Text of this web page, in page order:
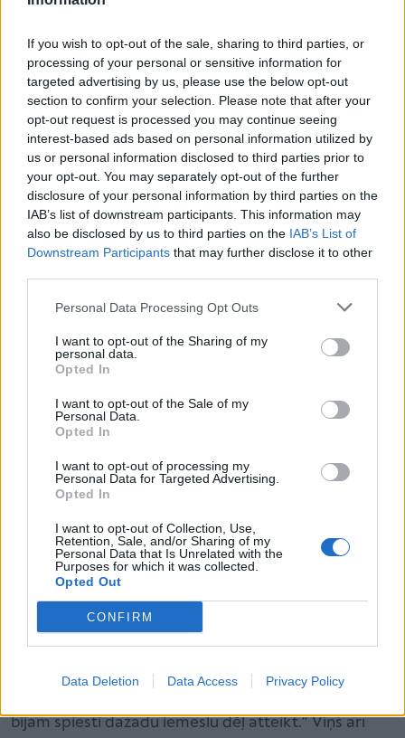
If you wish to opt-out of the sale, sharing to third parties, or
processing of your personal or sensitive information for
targeted advertising by us, please use the below opt-out
section to confirm your selection. Please note that after your
opt-out request is processed you may continue seeing
interest-based ads based on personal information utilized by
us or personal information disclosed to third parties prior to
your opt-out. You may separately opt-out of the further
disclosure of your personal information by third parties on the
IAB’s list of downstream participants. This information may
also be disclosed by us to third parties on the IAB’s List of
Downstream Participants that may further disclose it to other
Personal Data Processing Opt Outs
I want to opt-out of the Sharing of my
personal data.
Opted In
I want to opt-out of the Sale of my
Personal Data.
Opted In
I want to opt-out of processing my
Personal Data for Targeted Advertising.
Opted In
I want to opt-out of Collection, Use,
Retention, Sale, and/or Sharing of my
Personal Data that Is Unrelated with the
Purposes for which it was collected.
Opted Out
CONFIRM
Data Deletion Data Access Privacy Policy
izsargāties no pārmērīga saules starojuma, izvairīties
no zināmiem kancerogēniem darbā un sadzīvē un
aktīvi piedalīties vēža agrīnas diagnostikas
programmā.
Šogad Rīgas Austrumu slimnīca ir veikusi investīcijas
un uzlabojusi vēža diagnostikas un ārstēšanas
iespējas. Tostarp jāmin oktobrī atklātā
stereotaktiskās staru terapijas iekārta. Šo faktu
pacientiem, nekaitējot audzēja tuvumā esošajiem
veselajiem audiem un nepielietojot tradicionālo
ķirurģiju.
Onkologi atgādina, ka diagnoze vēzis ir
ārstējama, tomēr rezultāts lielā mērā ir
atkarīgs no slimības atklāšanas savlaicīguma.
Slimnīcas Terapeitiskās radioloģijas un medicīnas
jauno staru terapijas iekārtu ļauj pilnībā panākt sīku
audzēja perēkļu iznīcināšanu, tādējādi būtiski
pagarinot pacienta dzīvildzi un uzlabojot dzīves
bijām spiesti dažādu iemeslu dēļ atteikt.” Viņš arī